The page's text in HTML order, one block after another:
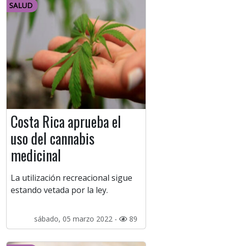
SALUD
Costa Rica aprueba el
uso del cannabis
medicinal
La utilización recreacional sigue
estando vetada por la ley.
sábado, 05 marzo 2022 - 89